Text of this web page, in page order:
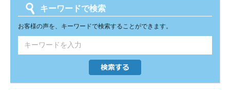
たいと思います。新しくお取り付けし
でございます。今後お使い頂く中で何
かお困りごとがございましたらお気軽
にご相談ください。またのご利用をお
待ちしております。
キーワードで検索
お客様の声を、キーワードで検索することができます。